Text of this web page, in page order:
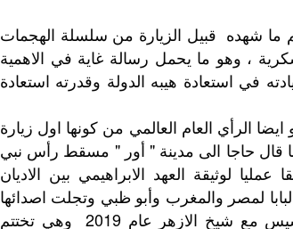
ما شهده قبيل الزيارة من سلسلة الهجمات
، وهو ما يحمل رسالة غاية في الاهمية
في استعادة هيبه الدولة وقدرته استعادة
الرأي العام العالمي من كونها اول زيارة
كما قال حاجا الى مدينة " أور " مسقط رأس نبي
لوثيقة العهد الابراهيمي بين الاديان
لمصر والمغرب وأبو ظبي وتجلت اصدائها
في وثيقة الاخوة الانسانية التي وقعها البابا فرنسيس مع شيخ الازهر عام 2019 وهي تختتم